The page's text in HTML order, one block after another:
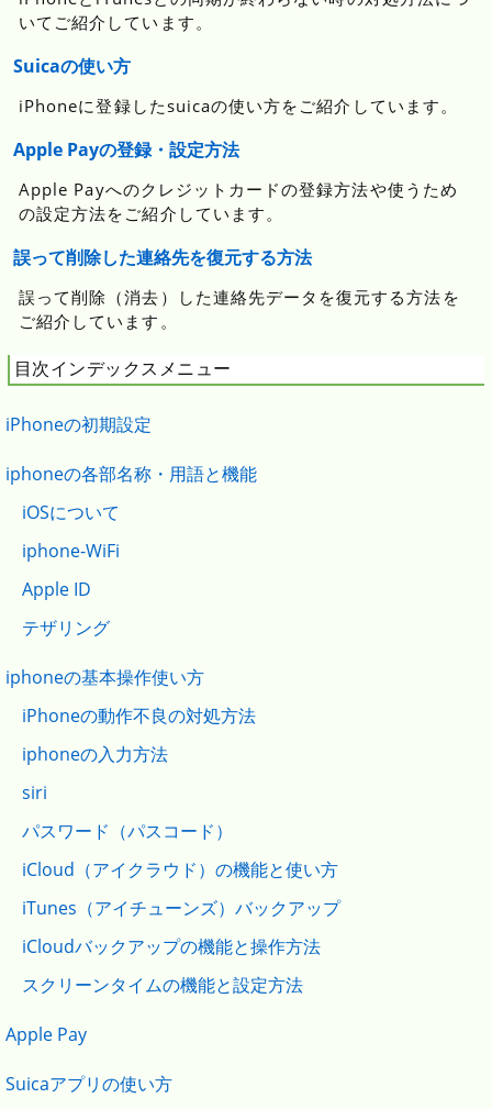
いてご紹介しています。
Suicaの使い方
iPhoneに登録したsuicaの使い方をご紹介しています。
Apple Payの登録・設定方法
Apple Payへのクレジットカードの登録方法や使うため
の設定方法をご紹介しています。
誤って削除した連絡先を復元する方法
誤って削除（消去）した連絡先データを復元する方法を
ご紹介しています。
目次インデックスメニュー
iPhoneの初期設定
iphoneの各部名称・用語と機能
iOSについて
iphone-WiFi
Apple ID
テザリング
iphoneの基本操作使い方
iPhoneの動作不良の対処方法
iphoneの入力方法
siri
パスワード（パスコード）
iCloud（アイクラウド）の機能と使い方
iTunes（アイチューンズ）バックアップ
iCloudバックアップの機能と操作方法
スクリーンタイムの機能と設定方法
Apple Pay
Suicaアプリの使い方